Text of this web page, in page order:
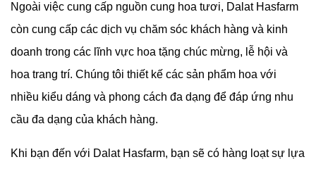
Ngoài việc cung cấp nguồn cung hoa tươi, Dalat Hasfarm
còn cung cấp các dịch vụ chăm sóc khách hàng và kinh
doanh trong các lĩnh vực hoa tặng chúc mừng, lễ hội và
hoa trang trí. Chúng tôi thiết kế các sản phẩm hoa với
nhiều kiểu dáng và phong cách đa dạng để đáp ứng nhu
cầu đa dạng của khách hàng.
Khi bạn đến với Dalat Hasfarm, bạn sẽ có hàng loạt sự lựa